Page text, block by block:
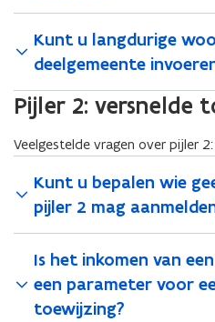
Kunt u langdurige
deelgemeente
Pijler 2: versnelde
Veelgestelde vragen over pijler
Kunt u bepalen wie
pijler 2 mag
Is het inkomen van
een parameter voor
toewijzing?